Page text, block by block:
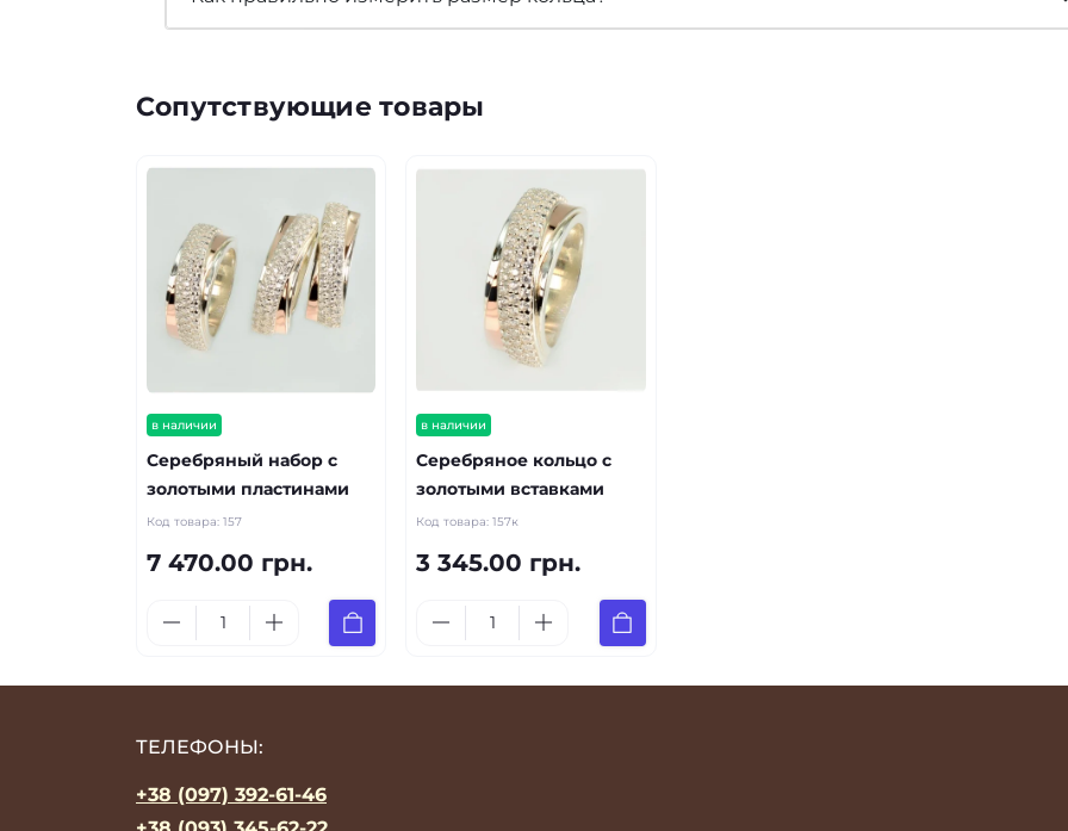
Сопутствующие товары
в наличии
Серебряный набор с
золотыми пластинами
Код товара: 157
7 470.00 грн.
в наличии
Серебряное кольцо с
золотыми вставками
Код товара:157к
3 345.00 грн.
ТЕЛЕФОНЫ:
+38 (097) 392-61-46